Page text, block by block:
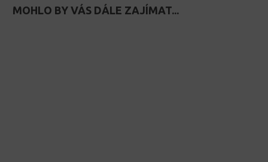
MOHLO BY VÁS DÁLE ZAJÍMAT...